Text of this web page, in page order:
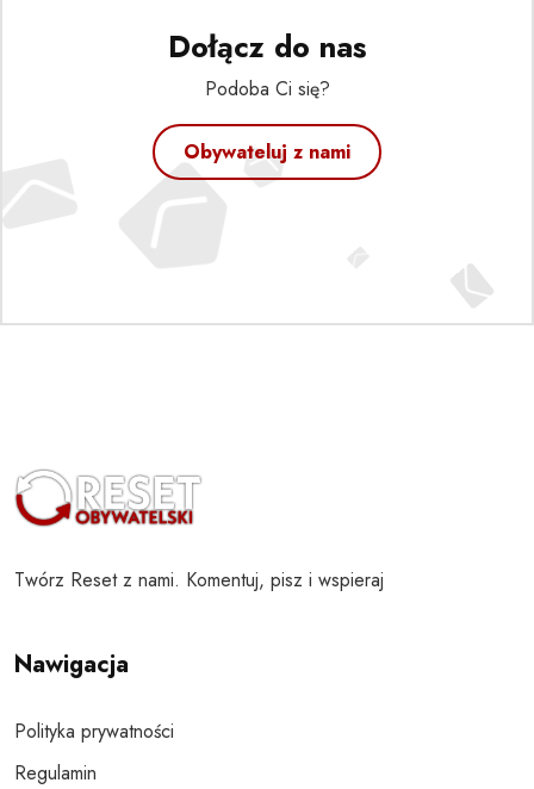
Dołącz do nas
Podoba Ci się?
Obywateluj z nami
Twórz Reset z nami. Komentuj, pisz i wspieraj
Nawigacja
Polityka prywatności
Regulamin